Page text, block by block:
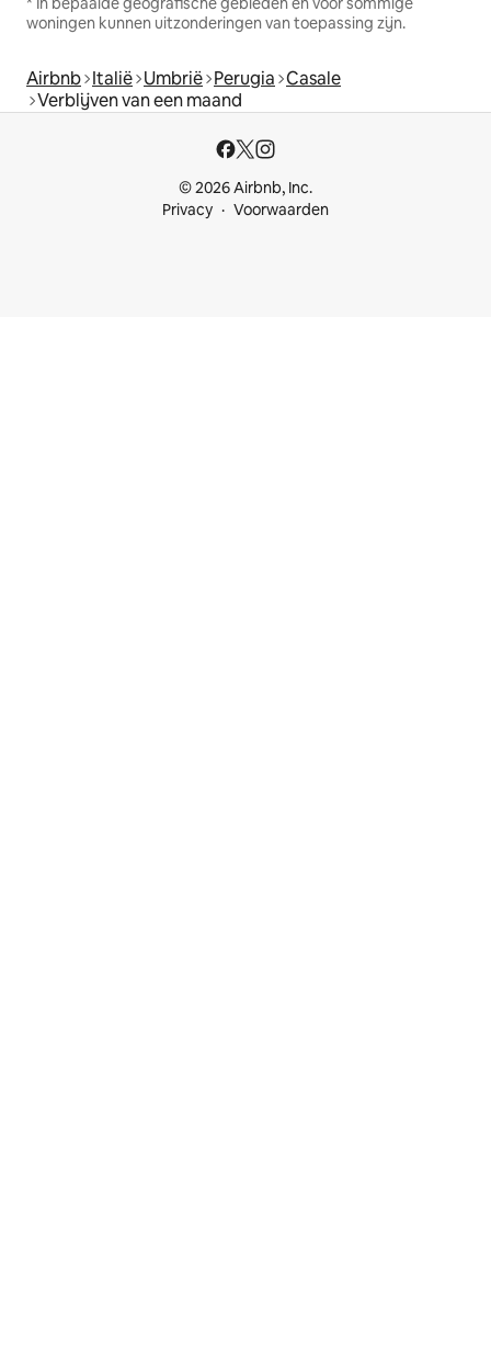
woningen kunnen uitzonderingen van toepassing zijn.
Airbnb Italië Umbrië Perugia Casale
Verblijven van een maand
© 2026 Airbnb, Inc.
Privacy
Voorwaarden